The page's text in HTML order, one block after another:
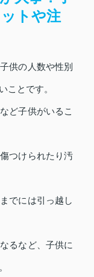
トや注
供の人数や性別
ことです。
ど子供がいるこ
つけられたり汚
でには引っ越し
るなど、子供に